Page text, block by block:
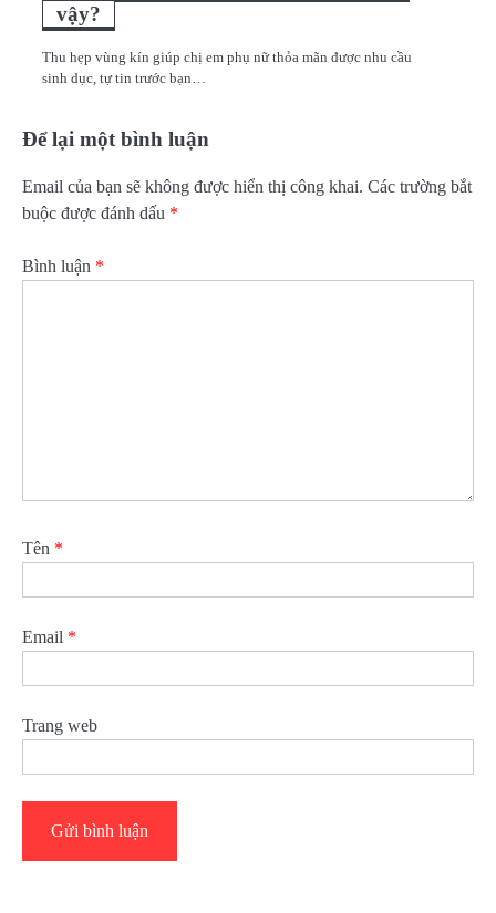
vậy?
Thu hẹp vùng kín giúp chị em phụ nữ thỏa mãn được nhu cầu
sinh dục, tự tin trước bạn…
Để lại một bình luận
Email của bạn sẽ không được hiển thị công khai. Các trường bắt
buộc được đánh dấu *
Bình luận *
Tên *
Email *
Trang web